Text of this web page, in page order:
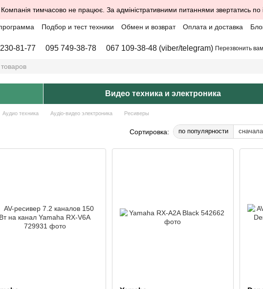
Компанія тимчасово не працює. За адміністративними питаннями звертатись
Подбор и тест техники Обмен и возврат Оплата и доставка
81-77 095 749-38-78 067 109-38-48 (viber/telegram) Перезвонить
Видео техника и электроника
Аудио техника Аудіо-видео электроника Ресиверы
Сортировка: по популярности